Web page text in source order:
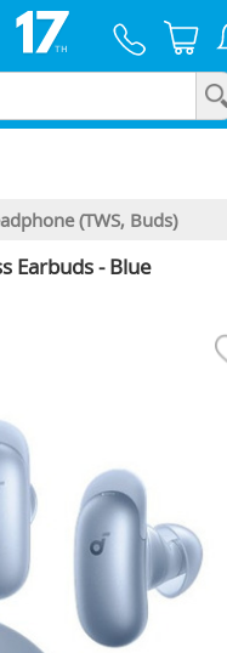
(TWS, Buds)
Earbuds - Blue